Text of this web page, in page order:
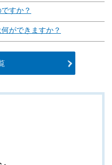
すか？
ができますか？